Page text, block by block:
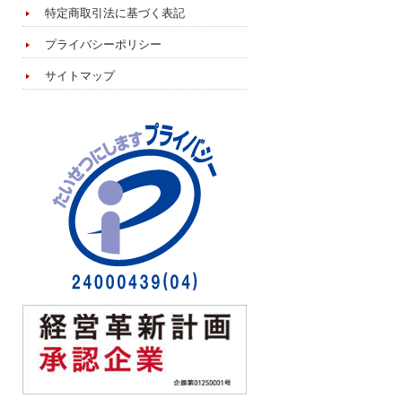
特定商取引法に基づく表記
プライバシーポリシー
サイトマップ